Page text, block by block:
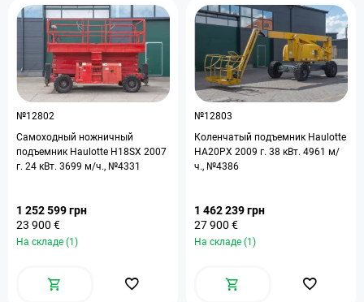
№12802
Самоходный ножничный
подъемник Haulotte H18SX 2007
г. 24 кВт. 3699 м/ч., №4331
1 252 599 грн
23 900 €
На складе (1)
№12803
Коленчатый подъемник Haulotte
HA20PX 2009 г. 38 кВт. 4961 м/
ч., №4386
1 462 239 грн
27 900 €
На складе (1)